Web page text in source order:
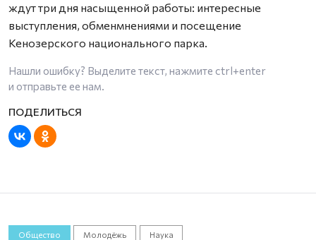
ждут три дня насыщенной работы: интересные
выступления, обменмнениями и посещение
Кенозерского национального парка.
Нашли ошибку? Выделите текст, нажмите ctrl+enter
и отправьте ее нам.
Общество Молодёжь Наука